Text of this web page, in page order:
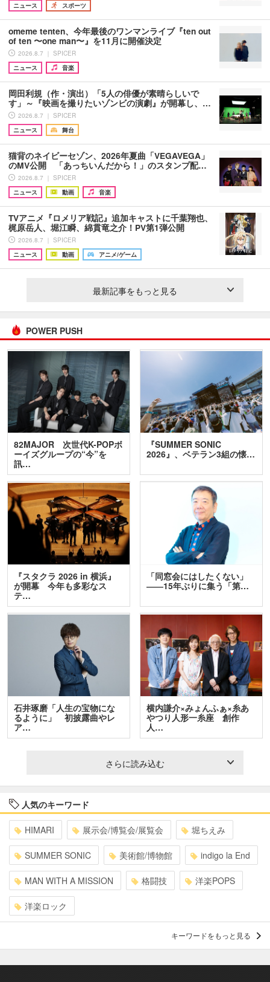
ニュース
スポーツ
omeme tenten、今年最後のワンマンライブ『ten out
of ten 〜one man〜』を11月に開催決定
2026.8.7 ｜ SPICER
ニュース
音楽
岡田利規（作・演出）「5人の俳優が素晴らしいで
す」～『映画を撮りたいゾンビの演劇』が開幕し、…
2026.8.7 ｜ SPICER
ニュース
舞台
猫背のネイビーセゾン、2026年夏曲「VEGAVEGA」
のMV公開 「あっちいんだから！」のスタンプ配…
2026.8.7 ｜ SPICER
ニュース
動画 音楽
TVアニメ『ロメリア戦記』追加キャストに千葉翔也、
梶原岳人、堀江瞬、綿貫竜之介！PV第1弾公開
2026.8.7 ｜ SPICER
ニュース
動画 アニメ/ゲーム
最新記事をもっと見る
POWER PUSH
82MAJOR 次世代K-POPボ
ーイズグループの“今”を
訊…
『SUMMER SONIC
2026』、ベテラン3組の懐…
『スタクラ 2026 in 横浜』
が開幕 今年も多彩なス
テ…
「同窓会にはしたくない」
――15年ぶりに集う「第…
石井琢磨「人生の宝物にな
るように」 初披露曲やレ
ア…
横内謙介×みょんふぁ×糸あ
やつり人形一糸座 創作
人…
さらに読み込む
人気のキーワード
HIMARI 展示会/博覧会/展覧会 堀ちえみ
SUMMER SONIC 美術館/博物館 indigo la End
MAN WITH A MISSION 格闘技 洋楽POPS
洋楽ロック
キーワードをもっと見る